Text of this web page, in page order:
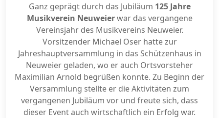
Ganz geprägt durch das Jubiläum 125 Jahre
Musikverein Neuweierwar das vergangene
Vereinsjahr des Musikvereins Neuweier.
Vorsitzender Michael Oser hatte zur
Jahreshauptversammlung in das Schützenhaus in
Neuweier geladen, wo er auch Ortsvorsteher
Maximilian Arnold begrüßen konnte. Zu Beginn der
Versammlung stellte er die Aktivitäten zum
vergangenen Jubiläum vor und freute sich, dass
dieser Event auch wirtschaftlich ein Erfolg war.